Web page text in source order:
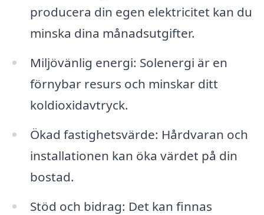
producera din egen elektricitet kan du
minska dina månadsutgifter.
Miljövänlig energi: Solenergi är en
förnybar resurs och minskar ditt
koldioxidavtryck.
Ökad fastighetsvärde: Hårdvaran och
installationen kan öka värdet på din
bostad.
Stöd och bidrag: Det kan finnas